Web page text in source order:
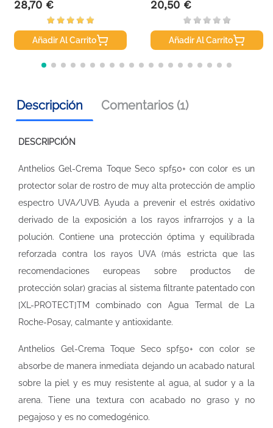
Precio
28,70 €
Añadir Al Carrito
Precio
20,50 €
Añadir Al Carrito
Descripción Comentarios (1)
DESCRIPCIÓN
Anthelios Gel-Crema Toque Seco spf50+ con color es un
protector solar de rostro de muy alta protección de amplio
espectro UVA/UVB. Ayuda a prevenir el estrés oxidativo
derivado de la exposición a los rayos infrarrojos y a la
polución. Contiene una protección óptima y equilibrada
reforzada contra los rayos UVA (más estricta que las
recomendaciones europeas sobre productos de
protección solar) gracias al sistema filtrante patentado con
[XL-PROTECT]TM combinado con Agua Termal de La
Roche-Posay, calmante y antioxidante.
Anthelios Gel-Crema Toque Seco spf50+ con color se
absorbe de manera inmediata dejando un acabado natural
sobre la piel y es muy resistente al agua, al sudor y a la
arena. Tiene una textura con acabado no graso y no
pegajoso y es no comedogénico.